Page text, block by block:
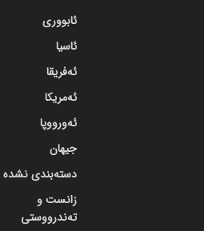
ئابووری
ئاسیا
ئەفریقا
ئەمریکا
ئەورووپا
جیهان
دسته‌بندی نشده
زانست و
تەندرووستی